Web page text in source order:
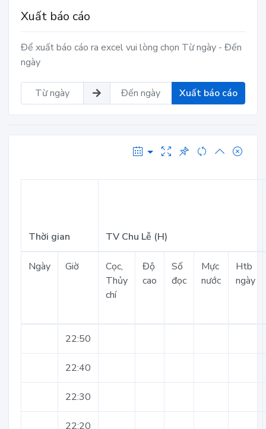
Xuất báo cáo
Để xuất báo cáo ra excel vui lòng chọn Từ ngày - Đến
ngày
Xuất báo cáo
Thời gian TV Chu Lễ (H)
Ngày Giờ
Cọc,
Thủy
chí
Độ
cao
Số
đọc
Mực
nước
Htb
ngày
22:50
22:40
22:30
22:20